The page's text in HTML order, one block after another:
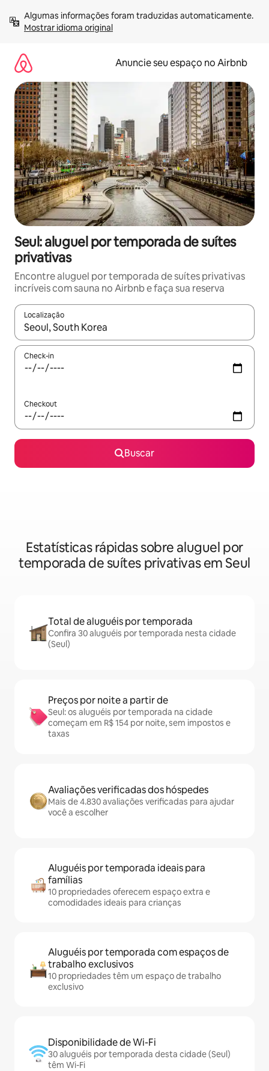
para
Mostrar idioma original
Anuncie seu espaço no Airbnb
Seul: aluguel por temporada de suítes
privativas
Encontre aluguel por temporada de suítes privativas
incríveis com sauna no Airbnb e faça sua reserva
Localização
Quando os resultados estiverem disponíveis, explore-os
Check-in
Checkout
Buscar
Estatísticas rápidas sobre aluguel por
temporada de suítes privativas em Seul
Total de aluguéis por temporada
Confira 30 aluguéis por temporada nesta cidade
(Seul)
Preços por noite a partir de
Seul: os aluguéis por temporada na cidade
começam em R$ 154 por noite, sem impostos e
taxas
Avaliações verificadas dos hóspedes
Mais de 4.830 avaliações verificadas para ajudar
você a escolher
Aluguéis por temporada ideais para
famílias
10 propriedades oferecem espaço extra e
comodidades ideais para crianças
Aluguéis por temporada com espaços de
trabalho exclusivos
10 propriedades têm um espaço de trabalho
exclusivo
Disponibilidade de Wi-Fi
30 aluguéis por temporada desta cidade (Seul)
têm Wi-Fi